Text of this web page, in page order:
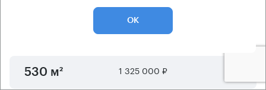
Предложения по аренде в этом здании:
530 м² 1 325 000 ₽
ОК